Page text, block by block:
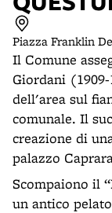
Piazza Franklin
Il Comune
Giordani
dell'area sul
comunale. Il
creazione di
palazzo
Scompaiono il
un antico